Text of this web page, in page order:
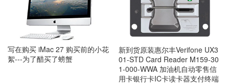
写在购买 iMac 27 购买前的小花
絮---为了醋买了螃蟹
新到货原装惠尔丰Verifone UX3
01-STD Card Reader M159-30
1-000-WWA 加油机自动零售信
用卡银行卡IC卡读卡器支付终端